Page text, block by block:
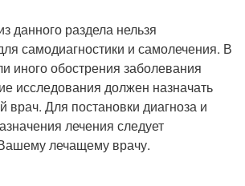
данного раздела нельзя
самодиагностики и самолечения. В
иного обострения заболевания
исследования должен назначать
врач. Для постановки диагноза и
лечения следует
лечащему врачу.